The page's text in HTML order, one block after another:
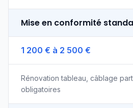
Mise en conformité
1 200 € à 2 500 €
Rénovation tableau, câblage
obligatoires